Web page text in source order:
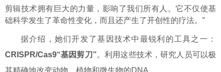
剪辑技术拥有巨大的力量，影响了我们所有人。它不仅使基
础科学发生了革命性变化，而且还产生了开创性的疗法。”
据介绍，她们开发了基因技术中最锐利的工具之一：
CRISPR/Cas9“基因剪刀”。利用这些技术，研究人员可以极